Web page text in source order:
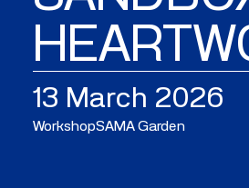
13 March 2026
WorkshopSAMA Garden